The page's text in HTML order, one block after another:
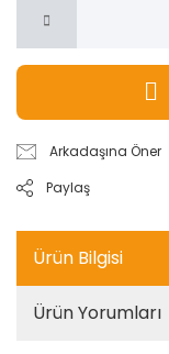
Arkadaşına Öner
Paylaş
Ürün Bilgisi
Ürün Yorumları